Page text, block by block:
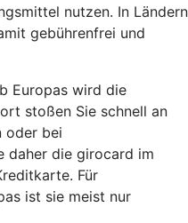
nutzen. In Ländern
gebührenfrei und
Europas wird die
stoßen Sie schnell an
oder bei
daher die girocard im
Für
ist sie meist nur